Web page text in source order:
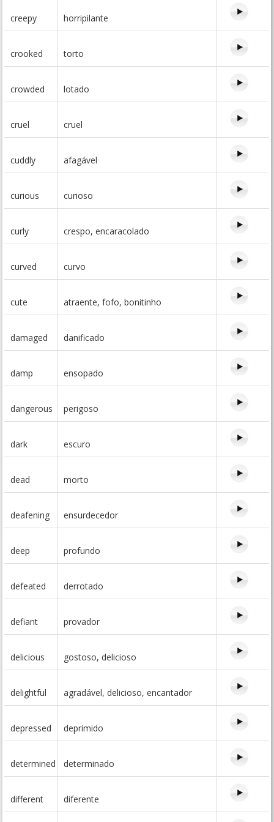
creepy horripilante
crooked torto
crowded lotado
cruel cruel
cuddly afagável
curious curioso
curly crespo, encaracolado
curved curvo
cute atraente, fofo, bonitinho
damaged danificado
damp ensopado
dangerous perigoso
dark escuro
dead morto
deafening ensurdecedor
deep profundo
defeated derrotado
defiant provador
delicious gostoso, delicioso
delightful agradável, delicioso, encantador
depressed deprimido
determined determinado
different diferente